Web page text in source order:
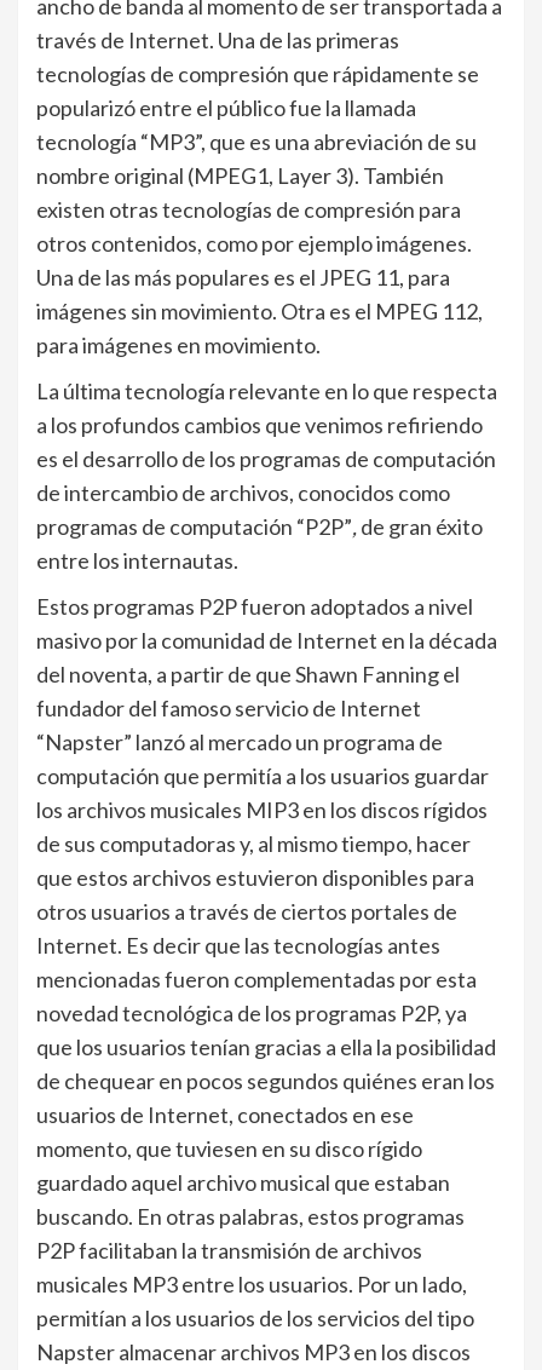
ancho de banda al momento de ser transportada a
través de Internet. Una de las primeras
tecnologías de compresión que rápidamente se
popularizó entre el público fue la llamada
tecnología “MP3”, que es una abreviación de su
nombre original (MPEG1, Layer 3). También
existen otras tecnologías de compresión para
otros contenidos, como por ejemplo imágenes.
Una de las más populares es el JPEG 11, para
imágenes sin movimiento. Otra es el MPEG 112,
para imágenes en movimiento.
La última tecnología relevante en lo que respecta
a los profundos cambios que venimos refiriendo
es el desarrollo de los programas de computación
de intercambio de archivos, conocidos como
programas de computación “P2P”,de gran éxito
entre los internautas.
Estos programas P2P fueron adoptados a nivel
masivo por la comunidad de Internet en la década
del noventa, a partir de que Shawn Fanning el
fundador del famoso servicio de Internet
“Napster” lanzó al mercado un programa de
computación que permitía a los usuarios guardar
los archivos musicales MIP3 en los discos rígidos
de sus computadoras y, al mismo tiempo, hacer
que estos archivos estuvieron disponibles para
otros usuarios a través de ciertos portales de
Internet. Es decir que las tecnologías antes
mencionadas fueron complementadas por esta
novedad tecnológica de los programas P2P, ya
que los usuarios tenían gracias a ella la posibilidad
de chequear en pocos segundos quiénes eran los
usuarios de Internet, conectados en ese
momento, que tuviesen en su disco rígido
guardado aquel archivo musical que estaban
buscando. En otras palabras, estos programas
P2P facilitaban la transmisión de archivos
musicales MP3 entre los usuarios. Por un lado,
permitían a los usuarios de los servicios del tipo
Napster almacenar archivos MP3 en los discos